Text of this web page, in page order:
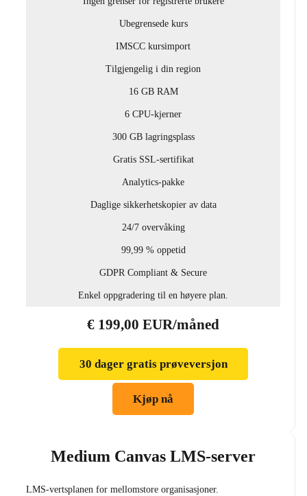
Ubegrensede kurs
IMSCC kursimport
Tilgjengelig i din region
16 GB RAM
6 CPU-kjerner
300 GB lagringsplass
Gratis SSL-sertifikat
Analytics-pakke
Daglige sikkerhetskopier av data
24/7 overvåking
99,99 % oppetid
GDPR Compliant & Secure
Enkel oppgradering til en høyere plan.
€ 199,00 EUR/måned
30 dager gratis prøveversjon
Kjøp nå
Medium Canvas LMS-server
LMS-vertsplanen for mellomstore organisasjoner.